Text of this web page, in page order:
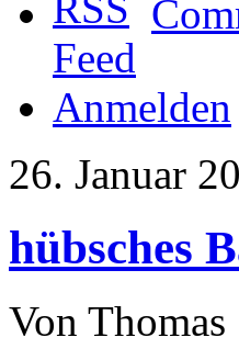
Anmelden
26. Januar
hübsches
Von Thomas